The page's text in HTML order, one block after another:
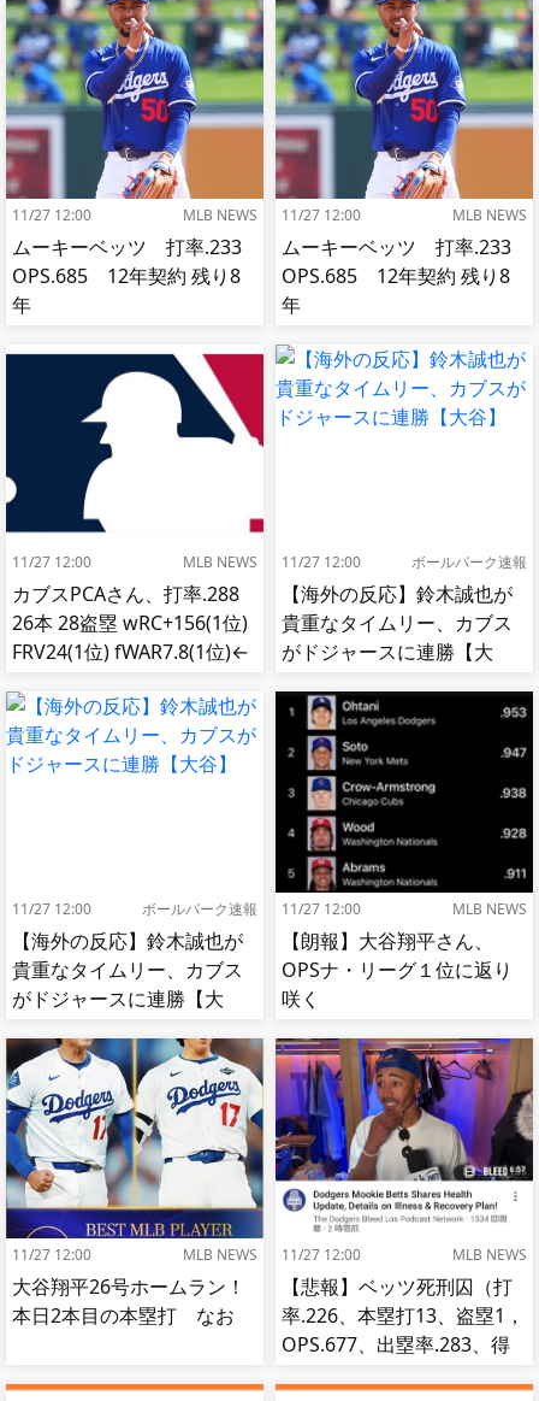
応]
11/27 12:00 MLB NEWS
ムーキーベッツ 打率.233
OPS.685 12年契約 残り8
年
11/27 12:00 MLB NEWS
ムーキーベッツ 打率.233
OPS.685 12年契約 残り8
年
11/27 12:00 MLB NEWS
カブスPCAさん、打率.288
26本 28盗塁 wRC+156(1位)
FRV24(1位) fWAR7.8(1位)←
11/27 12:00 ボールパーク速報
【海外の反応】鈴木誠也が
貴重なタイムリー、カブス
がドジャースに連勝【大
11/27 12:00 ボールパーク速報
【海外の反応】鈴木誠也が
貴重なタイムリー、カブス
がドジャースに連勝【大
11/27 12:00 MLB NEWS
【朗報】大谷翔平さん、
OPSナ・リーグ１位に返り
咲く
11/27 12:00 MLB NEWS
大谷翔平26号ホームラン！
本日2本目の本塁打 なお
11/27 12:00 MLB NEWS
【悲報】ベッツ死刑囚（打
率.226、本塁打13、盗塁1，
OPS.677、出塁率.283、得